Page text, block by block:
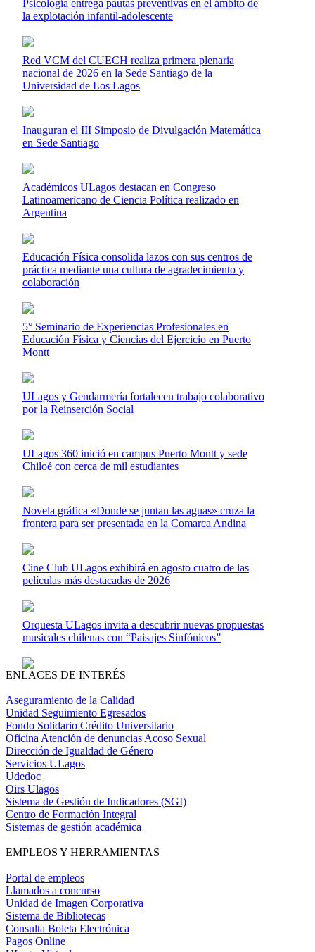
Psicología entrega pautas preventivas en el ámbito de
la explotación infantil-adolescente
Red VCM del CUECH realiza primera plenaria
nacional de 2026 en la Sede Santiago de la
Universidad de Los Lagos
Inauguran el III Simposio de Divulgación Matemática
en Sede Santiago
Académicos ULagos destacan en Congreso
Latinoamericano de Ciencia Política realizado en
Argentina
Educación Física consolida lazos con sus centros de
práctica mediante una cultura de agradecimiento y
colaboración
5° Seminario de Experiencias Profesionales en
Educación Física y Ciencias del Ejercicio en Puerto
Montt
ULagos y Gendarmería fortalecen trabajo colaborativo
por la Reinserción Social
ULagos 360 inició en campus Puerto Montt y sede
Chiloé con cerca de mil estudiantes
Novela gráfica «Donde se juntan las aguas» cruza la
frontera para ser presentada en la Comarca Andina
Cine Club ULagos exhibirá en agosto cuatro de las
películas más destacadas de 2026
Orquesta ULagos invita a descubrir nuevas propuestas
musicales chilenas con “Paisajes Sinfónicos”
ENLACES DE INTERÉS
Aseguramiento de la Calidad
Unidad Seguimiento Egresados
Fondo Solidario Crédito Universitario
Oficina Atención de denuncias Acoso Sexual
Dirección de Igualdad de Género
Servicios ULagos
Udedoc
Oirs Ulagos
Sistema de Gestión de Indicadores (SGI)
Centro de Formación Integral
Sistemas de gestión académica
EMPLEOS Y HERRAMIENTAS
Portal de empleos
Llamados a concurso
Unidad de Imagen Corporativa
Sistema de Bibliotecas
Consulta Boleta Electrónica
Pagos Online